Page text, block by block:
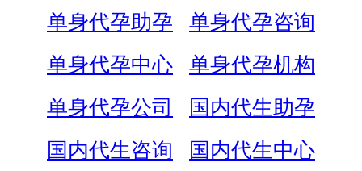
单身代孕助孕
单身代孕咨询
单身代孕中心
单身代孕机构
单身代孕公司
国内代生助孕
国内代生咨询
国内代生中心